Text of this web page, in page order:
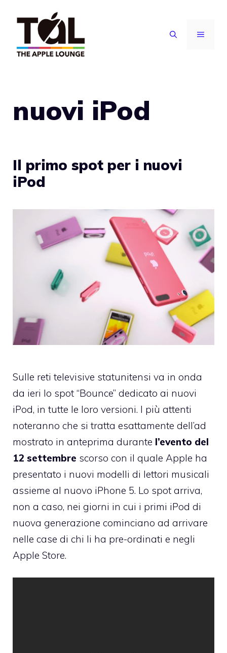
contenuto
MENU
nuovi iPod
Il primo spot per i nuovi
iPod
Sulle reti televisive statunitensi va in onda
da ieri lo spot “Bounce” dedicato ai nuovi
iPod, in tutte le loro versioni. I più attenti
noteranno che si tratta esattamente dell’ad
mostrato in anteprima durante l’evento del
12 settembre scorso con il quale Apple ha
presentato i nuovi modelli di lettori musicali
assieme al nuovo iPhone 5. Lo spot arriva,
non a caso, nei giorni in cui i primi iPod di
nuova generazione cominciano ad arrivare
nelle case di chi li ha pre-ordinati e negli
Apple Store.